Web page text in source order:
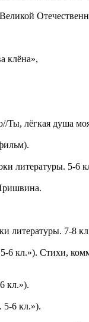
клёна»,
Ты, лёгкая душа
литературы. 5-6
литературы. 7-8
кл.»). Стихи,
кл.»).
6 кл.»).